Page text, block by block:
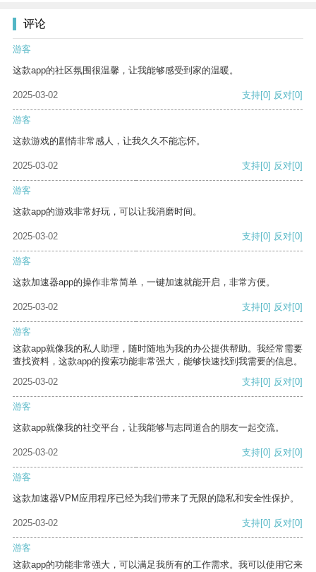
评论
游客
这款app的社区氛围很温馨，让我能够感受到家的温暖。
2025-03-02 支持[0] 反对[0]
游客
这款游戏的剧情非常感人，让我久久不能忘怀。
2025-03-02 支持[0] 反对[0]
游客
这款app的游戏非常好玩，可以让我消磨时间。
2025-03-02 支持[0] 反对[0]
游客
这款加速器app的操作非常简单，一键加速就能开启，非常方便。
2025-03-02 支持[0] 反对[0]
游客
这款app就像我的私人助理，随时随地为我的办公提供帮助。我经常需要
查找资料，这款app的搜索功能非常强大，能够快速找到我需要的信息。
2025-03-02
支持[0] 反对[0]
游客
这款app就像我的社交平台，让我能够与志同道合的朋友一起交流。
2025-03-02 支持[0] 反对[0]
游客
这款加速器VPM应用程序已经为我们带来了无限的隐私和安全性保护。
2025-03-02 支持[0] 反对[0]
游客
这款app的功能非常强大，可以满足我所有的工作需求。我可以使用它来